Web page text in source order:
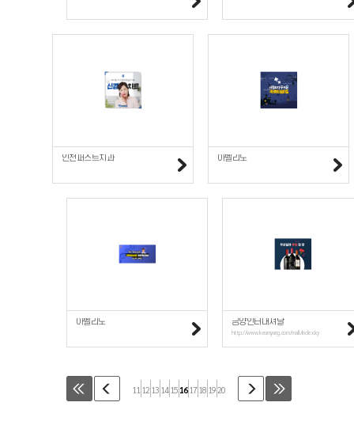
인천퍼스트치과 아벨리노
아벨리노 금양인터내셔날
http://www.keumyang.com/mall/index.ky
11 12 13 14 15 161718 1920